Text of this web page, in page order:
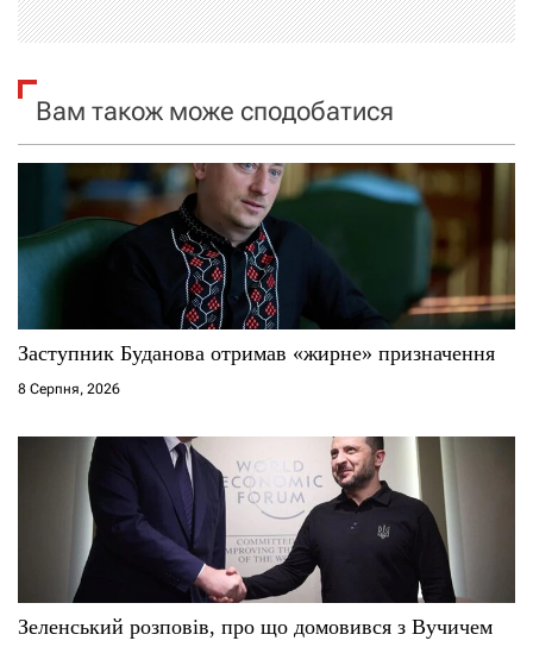
і
я
з
п
и
с
Вам також може сподобатися
Заступник Буданова отримав «жирне» призначення
8 Серпня, 2026
Зеленський розповів, про що домовився з Вучичем